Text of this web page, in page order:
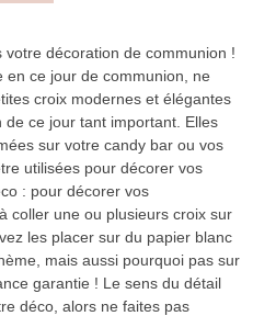
décoration de communion !
en ce jour de communion, ne
croix modernes et élégantes
ce jour tant important. Elles
sur votre candy bar ou vos
utilisées pour décorer vos
: pour décorer vos
coller une ou plusieurs croix sur
les placer sur du papier blanc
mais aussi pourquoi pas sur
garantie ! Le sens du détail
déco, alors ne faites pas